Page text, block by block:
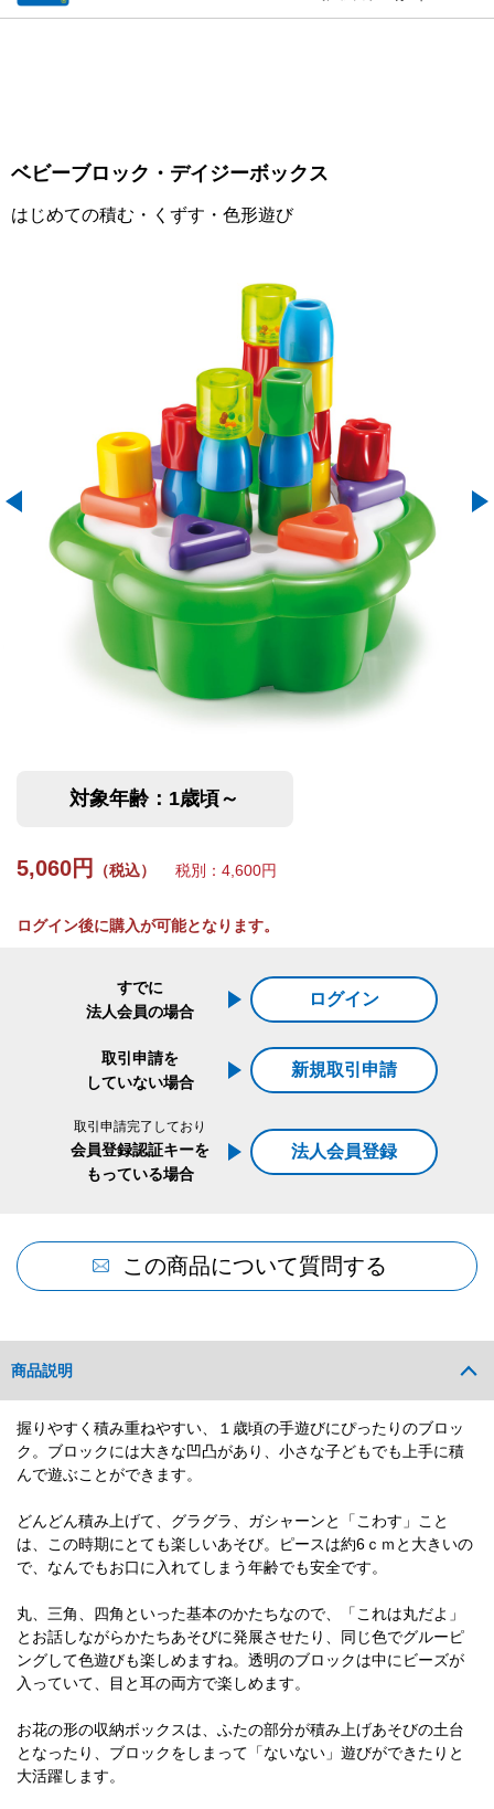
ベビーブロック・デイジーボックス
はじめての積む・くずす・色形遊び
対象年齢：1歳頃～
5,060円 （税込） 税別：4,600円
ログイン後に購入が可能となります。
すでに
法人会員の場合
ログイン
取引申請を
していない場合
新規取引申請
取引申請完了しており
会員登録認証キーを
もっている場合
法人会員登録
この商品について質問する
商品説明
握りやすく積み重ねやすい、１歳頃の手遊びにぴったりのブロッ
ク。ブロックには大きな凹凸があり、小さな子どもでも上手に積
んで遊ぶことができます。
どんどん積み上げて、グラグラ、ガシャーンと「こわす」こと
は、この時期にとても楽しいあそび。ピースは約6ｃｍと大きいの
で、なんでもお口に入れてしまう年齢でも安全です。
丸、三角、四角といった基本のかたちなので、「これは丸だよ」
とお話しながらかたちあそびに発展させたり、同じ色でグルーピ
ングして色遊びも楽しめますね。透明のブロックは中にビーズが
入っていて、目と耳の両方で楽しめます。
お花の形の収納ボックスは、ふたの部分が積み上げあそびの土台
となったり、ブロックをしまって「ないない」遊びができたりと
大活躍します。